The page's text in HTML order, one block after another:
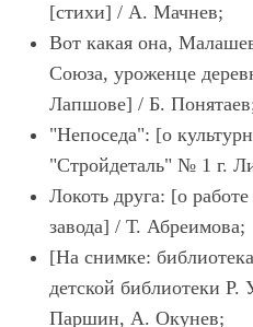
[стихи] / А. Мачнев;
Вот какая она,
Союза, уроженце
Лапшове] / Б.
"Непоседа": [о
"Стройдеталь" № 1 г.
Локоть друга: [о
завода] / Т. Абреимова;
[На снимке:
детской библиотеки
Паршин, А. Окунев;